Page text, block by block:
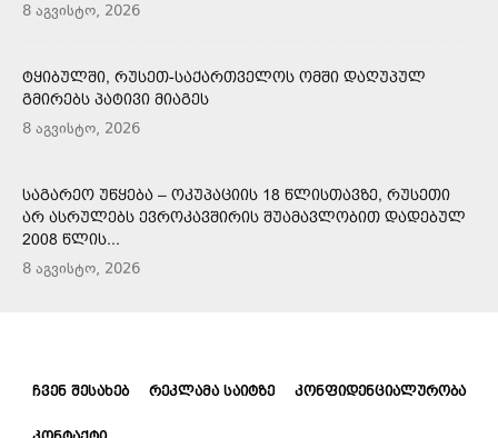
8 აგვისტო, 2026
ᲢᲧᲘᲑᲣᲚᲨᲘ, ᲠᲣᲡᲔᲗ-ᲡᲐᲥᲐᲠᲗᲕᲔᲚᲝᲡ ᲝᲛᲨᲘ ᲓᲐᲦᲣᲞᲣᲚ
ᲒᲛᲘᲠᲔᲑᲡ ᲞᲐᲢᲘᲕᲘ ᲛᲘᲐᲒᲔᲡ
8 აგვისტო, 2026
ᲡᲐᲒᲐᲠᲔᲝ ᲣᲬᲧᲔᲑᲐ – ᲝᲙᲣᲞᲐᲪᲘᲘᲡ 18 ᲬᲚᲘᲡᲗᲐᲕᲖᲔ, ᲠᲣᲡᲔᲗᲘ
ᲐᲠ ᲐᲡᲠᲣᲚᲔᲑᲡ ᲔᲕᲠᲝᲙᲐᲕᲨᲘᲠᲘᲡ ᲨᲣᲐᲛᲐᲕᲚᲝᲑᲘᲗ ᲓᲐᲓᲔᲑᲣᲚ
2008 ᲬᲚᲘᲡ...
8 აგვისტო, 2026
ᲩᲕᲔᲜ ᲨᲔᲡᲐᲮᲔᲑ ᲠᲔᲙᲚᲐᲛᲐ ᲡᲐᲘᲢᲖᲔ ᲙᲝᲜᲤᲘᲓᲔᲜᲪᲘᲐᲚᲣᲠᲝᲑᲐ